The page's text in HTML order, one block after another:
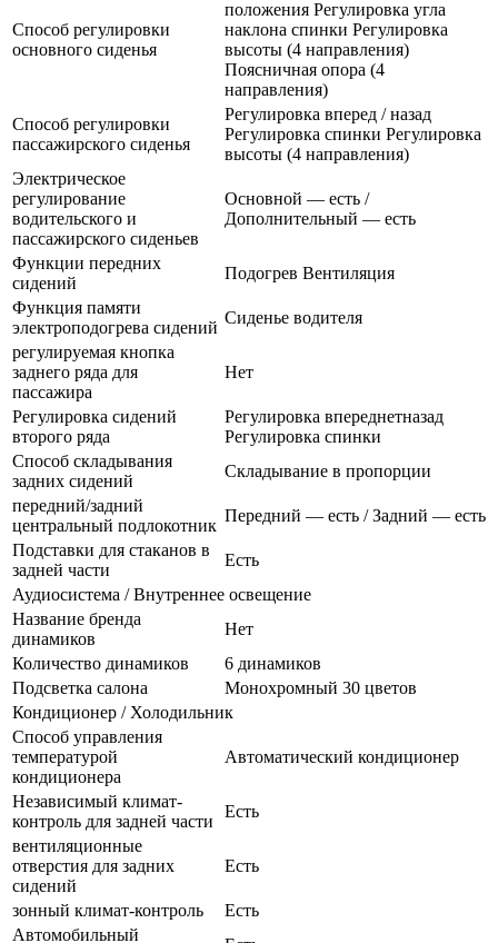
Способ регулировки
основного сиденья
положения Регулировка угла
наклона спинки Регулировка
высоты (4 направления)
Поясничная опора (4
направления)
Способ регулировки
пассажирского сиденья
Регулировка вперед / назад
Регулировка спинки Регулировка
высоты (4 направления)
Электрическое
регулирование
водительского и
пассажирского сиденьев
Основной — есть /
Дополнительный — есть
Функции передних
сидений
Подогрев Вентиляция
Функция памяти
электроподогрева сидений
Сиденье водителя
регулируемая кнопка
заднего ряда для
пассажира
Нет
Регулировка сидений
второго ряда
Регулировка впереднетназад
Регулировка спинки
Способ складывания
задних сидений
Складывание в пропорции
передний/задний
центральный подлокотник
Передний — есть / Задний — есть
Подставки для стаканов в
задней части
Есть
Аудиосистема / Внутреннее освещение
Название бренда
динамиков
Нет
Количество динамиков
6 динамиков
Подсветка салона
Монохромный 30 цветов
Кондиционер / Холодильник
Способ управления
температурой
кондиционера
Автоматический кондиционер
Независимый климат-
контроль для задней части
Есть
вентиляционные
отверстия для задних
сидений
Есть
зонный климат-контроль
Есть
Автомобильный